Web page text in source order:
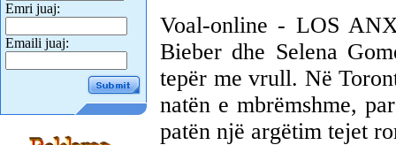
Emri juaj:
Emaili juaj:
Voal-online - LOS
Bieber dhe Selena
tepër me vrull. Në
natën e mbrëmshme,
patën një argëtim tejet